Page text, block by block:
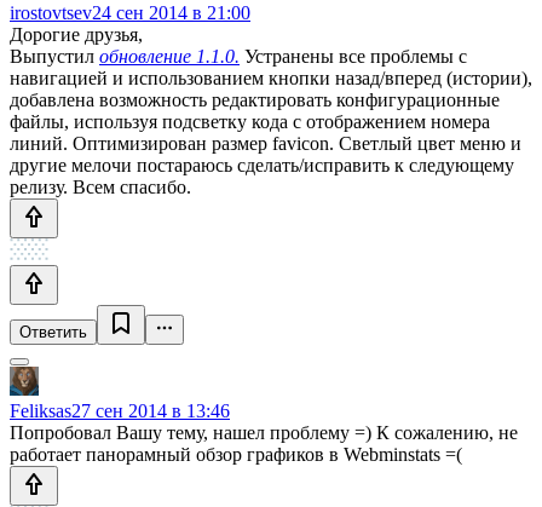
irostovtsev24 сен 2014 в 21:00
Дорогие друзья,
Выпустил обновление 1.1.0. Устранены все проблемы с
навигацией и использованием кнопки назад/вперед (истории),
добавлена возможность редактировать конфигурационные
файлы, используя подсветку кода с отображением номера
линий. Оптимизирован размер favicon. Светлый цвет меню и
другие мелочи постараюсь сделать/исправить к следующему
релизу. Всем спасибо.
Ответить
Feliksas27 сен 2014 в 13:46
Попробовал Вашу тему, нашел проблему =) К сожалению, не
работает панорамный обзор графиков в Webminstats =(